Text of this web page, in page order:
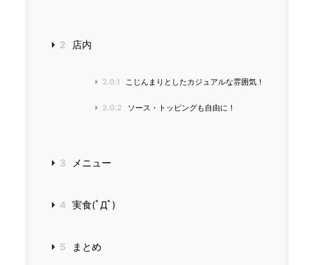
2 店内
2.0.1 こじんまりとしたカジュアルな雰囲気！
2.0.2 ソース・トッピングも自由に！
3 メニュー
4 実食(ﾟДﾟ)
5 まとめ